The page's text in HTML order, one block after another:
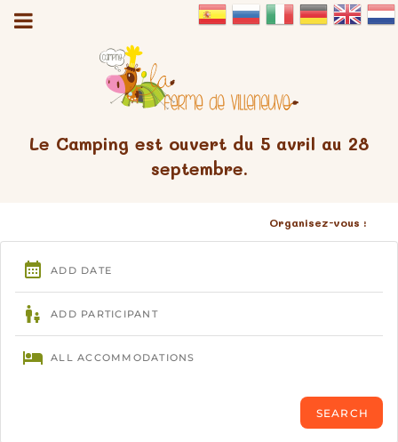
Le Camping est ouvert du 5 avril au 28
septembre.
Organisez-vous :